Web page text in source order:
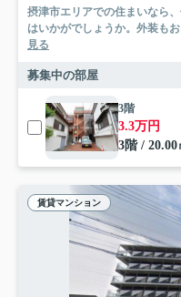
摂津市エリアでの住まいなら
はいかがでしょうか。外装も
見る
募集中の部屋
3階
3.3万円
3階 /
賃貸マンション